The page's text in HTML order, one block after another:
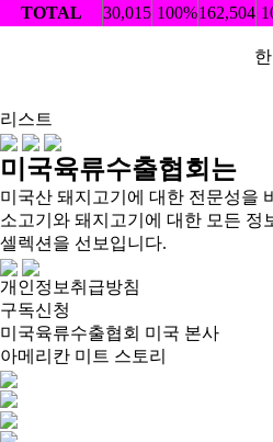
TOTAL
30,015 100%162,504
리스트
미국육류수출협회는
미국산 돼지고기에 대한 전문성을
소고기와 돼지고기에 대한 모든 정
셀렉션을 선보입니다.
개인정보취급방침
구독신청
미국육류수출협회 미국 본사
아메리칸 미트 스토리